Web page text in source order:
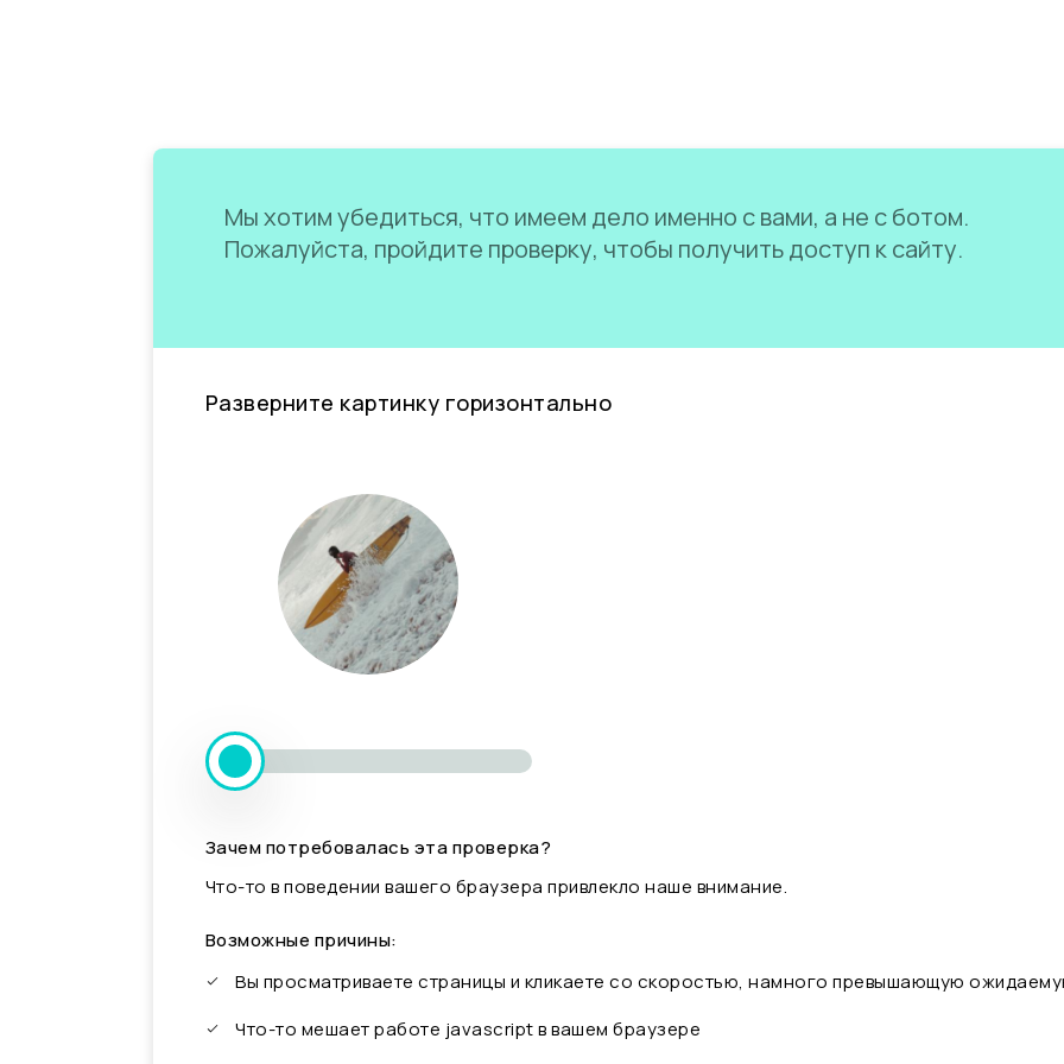
Мы хотим убедиться, что имеем дело именно с вами, а не с ботом.
Пожалуйста, пройдите проверку, чтобы получить доступ к сайту.
Разверните картинку горизонтально
Зачем потребовалась эта проверка?
Что-то в поведении вашего браузера привлекло наше внимание.
Возможные причины:
Вы просматриваете страницы и кликаете со скоростью, намного превышающую
Что-то мешает работе javascript в вашем браузере